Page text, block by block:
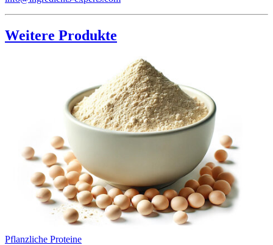
Weitere Produkte
Pflanzliche Proteine